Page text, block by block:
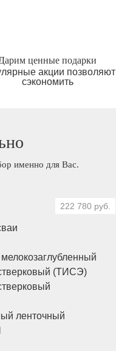
ценные подарки
акции позволяют
сэкономить
именно для Вас.
222 780 руб.
(ТИСЭ)
ленточный